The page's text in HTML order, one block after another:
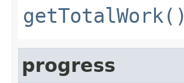
getTotalWork()
progress